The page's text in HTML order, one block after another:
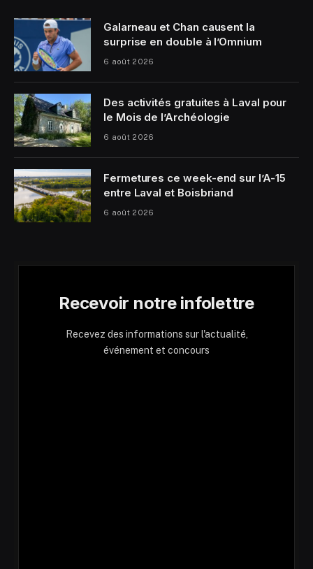
Galarneau et Chan causent la
surprise en double à l’Omnium
6 août 2026
Des activités gratuites à Laval pour
le Mois de l’Archéologie
6 août 2026
Fermetures ce week-end sur l’A-15
entre Laval et Boisbriand
6 août 2026
Recevoir notre infolettre
Recevez des informations sur l'actualité,
événement et concours